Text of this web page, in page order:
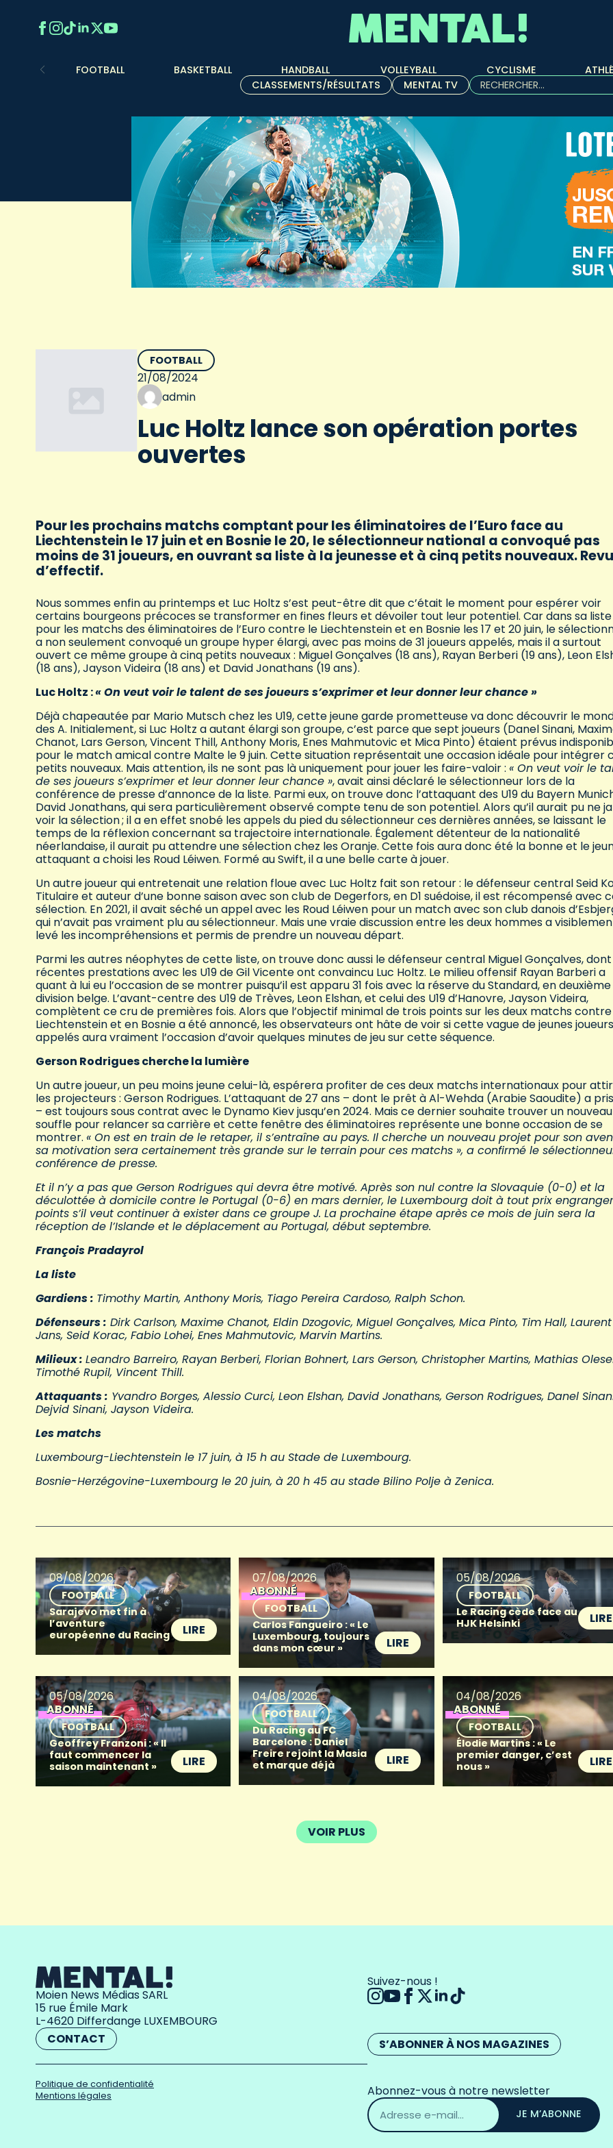
FOOTBALL BASKETBALL HANDBALL VOLLEYBALL CYCLISME
CLASSEMENTS/RÉSULTATS
MENTAL TV
Rechercher :
FOOTBALL
21/08/2024
admin
Luc Holtz lance son opération portes
ouvertes
Pour les prochains matchs comptant pour les éliminatoires de l’Euro face au
Liechtenstein le 17 juin et en Bosnie le 20, le sélectionneur national a convoqué pas
moins de 31 joueurs, en ouvrant sa liste à la jeunesse et à cinq petits nouveaux.
d’effectif.
Nous sommes enfin au printemps et Luc Holtz s’est peut-être dit que c’était le moment pour espérer voir
certains bourgeons précoces se transformer en fines fleurs et dévoiler tout leur potentiel. Car dans sa liste
pour les matchs des éliminatoires de l’Euro contre le Liechtenstein et en Bosnie les 17 et 20 juin, le
a non seulement convoqué un groupe hyper élargi, avec pas moins de 31 joueurs appelés, mais il a surtout
ouvert ce même groupe à cinq petits nouveaux : Miguel Gonçalves (18 ans), Rayan Berberi (19 ans), Leon
(18 ans), Jayson Videira (18 ans) et David Jonathans (19 ans).
Luc Holtz :« On veut voir le talent de ses joueurs s’exprimer et leur donner leur chance »
Déjà chapeautée par Mario Mutsch chez les U19, cette jeune garde prometteuse va donc découvrir le
des A. Initialement, si Luc Holtz a autant élargi son groupe, c’est parce que sept joueurs (Danel Sinani,
Chanot, Lars Gerson, Vincent Thill, Anthony Moris, Enes Mahmutovic et Mica Pinto) étaient prévus
pour le match amical contre Malte le 9 juin. Cette situation représentait une occasion idéale pour intégrer
petits nouveaux. Mais attention, ils ne sont pas là uniquement pour jouer les faire-valoir : « On veut voir le
de ses joueurs s’exprimer et leur donner leur chance », avait ainsi déclaré le sélectionneur lors de la
conférence de presse d’annonce de la liste. Parmi eux, on trouve donc l’attaquant des U19 du Bayern
David Jonathans, qui sera particulièrement observé compte tenu de son potentiel. Alors qu’il aurait pu ne
voir la sélection ; il a en effet snobé les appels du pied du sélectionneur ces dernières années, se laissant le
temps de la réflexion concernant sa trajectoire internationale. Également détenteur de la nationalité
néerlandaise, il aurait pu attendre une sélection chez les Oranje. Cette fois aura donc été la bonne et le
attaquant a choisi les Roud Léiwen. Formé au Swift, il a une belle carte à jouer.
Un autre joueur qui entretenait une relation floue avec Luc Holtz fait son retour : le défenseur central Seid
Titulaire et auteur d’une bonne saison avec son club de Degerfors, en D1 suédoise, il est récompensé avec
sélection. En 2021, il avait séché un appel avec les Roud Léiwen pour un match avec son club danois
qui n’avait pas vraiment plu au sélectionneur. Mais une vraie discussion entre les deux hommes a
levé les incompréhensions et permis de prendre un nouveau départ.
Parmi les autres néophytes de cette liste, on trouve donc aussi le défenseur central Miguel Gonçalves,
récentes prestations avec les U19 de Gil Vicente ont convaincu Luc Holtz. Le milieu offensif Rayan Barberi a
quant à lui eu l’occasion de se montrer puisqu’il est apparu 31 fois avec la réserve du Standard, en deuxième
division belge. L’avant-centre des U19 de Trèves, Leon Elshan, et celui des U19 d’Hanovre, Jayson Videira,
complètent ce cru de premières fois. Alors que l’objectif minimal de trois points sur les deux matchs
Liechtenstein et en Bosnie a été annoncé, les observateurs ont hâte de voir si cette vague de jeunes joueurs
appelés aura vraiment l’occasion d’avoir quelques minutes de jeu sur cette séquence.
Gerson Rodrigues cherche la lumière
Un autre joueur, un peu moins jeune celui-là, espérera profiter de ces deux matchs internationaux pour
les projecteurs : Gerson Rodrigues. L’attaquant de 27 ans – dont le prêt à Al-Wehda (Arabie Saoudite) a
– est toujours sous contrat avec le Dynamo Kiev jusqu’en 2024. Mais ce dernier souhaite trouver un nouveau
souffle pour relancer sa carrière et cette fenêtre des éliminatoires représente une bonne occasion de se
montrer. « On est en train de le retaper, il s’entraîne au pays. Il cherche un nouveau projet pour son
sa motivation sera certainement très grande sur le terrain pour ces matchs », a confirmé le
conférence de presse.
Et il n’y a pas que Gerson Rodrigues qui devra être motivé. Après son nul contre la Slovaquie (0-0) et la
déculottée à domicile contre le Portugal (0-6) en mars dernier, le Luxembourg doit à tout prix
points s’il veut continuer à exister dans ce groupe J. La prochaine étape après ce mois de juin sera la
réception de l’Islande et le déplacement au Portugal, début septembre.
François Pradayrol
La liste
Gardiens : Timothy Martin, Anthony Moris, Tiago Pereira Cardoso, Ralph Schon.
Défenseurs : Dirk Carlson, Maxime Chanot, Eldin Dzogovic, Miguel Gonçalves, Mica Pinto, Tim Hall, Laurent
Jans, Seid Korac, Fabio Lohei, Enes Mahmutovic, Marvin Martins.
Milieux : Leandro Barreiro, Rayan Berberi, Florian Bohnert, Lars Gerson, Christopher Martins, Mathias
Timothé Rupil, Vincent Thill.
Attaquants : Yvandro Borges, Alessio Curci, Leon Elshan, David Jonathans, Gerson Rodrigues, Danel
Dejvid Sinani, Jayson Videira.
Les matchs
Luxembourg-Liechtenstein le 17 juin, à 15 h au Stade de Luxembourg.
Bosnie-Herzégovine-Luxembourg le 20 juin, à 20 h 45 au stade Bilino Polje à Zenica.
08/08/2026
FOOTBALL
Sarajevo met fin à
l’aventure
européenne du Racing
LIRE
07/08/2026
ABONNÉ
FOOTBALL
Carlos Fangueiro : « Le
Luxembourg, toujours
dans mon cœur »
LIRE
05/08/2026
FOOTBALL
Le Racing cède face au
HJK Helsinki
LIRE
05/08/2026
ABONNÉ
FOOTBALL
Geoffrey Franzoni : « Il
faut commencer la
saison maintenant »
LIRE
04/08/2026
FOOTBALL
Du Racing au FC
Barcelone : Daniel
Freire rejoint la Masia
et marque déjà
LIRE
04/08/2026
ABONNÉ
FOOTBALL
Élodie Martins : « Le
premier danger, c’est
nous »
LIRE
VOIR PLUS
Moien News Médias SARL
15 rue Émile Mark
L-4620 Differdange LUXEMBOURG
CONTACT
Politique de confidentialité
Mentions légales
Suivez-nous !
S’ABONNER À NOS MAGAZINES
Abonnez-vous à notre newsletter
Adresse
email
*
JE M’ABONNE